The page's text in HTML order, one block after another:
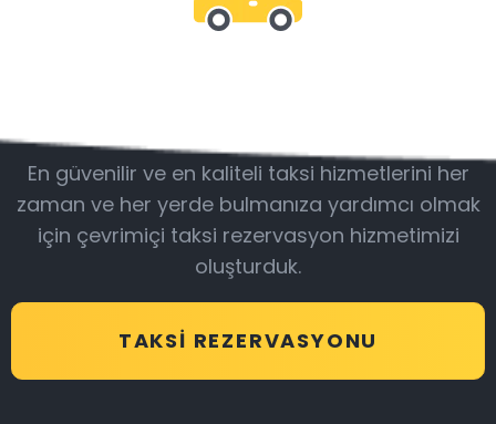
En güvenilir ve en kaliteli taksi hizmetlerini her
zaman ve her yerde bulmanıza yardımcı olmak
için çevrimiçi taksi rezervasyon hizmetimizi
oluşturduk.
TAKSI REZERVASYONU